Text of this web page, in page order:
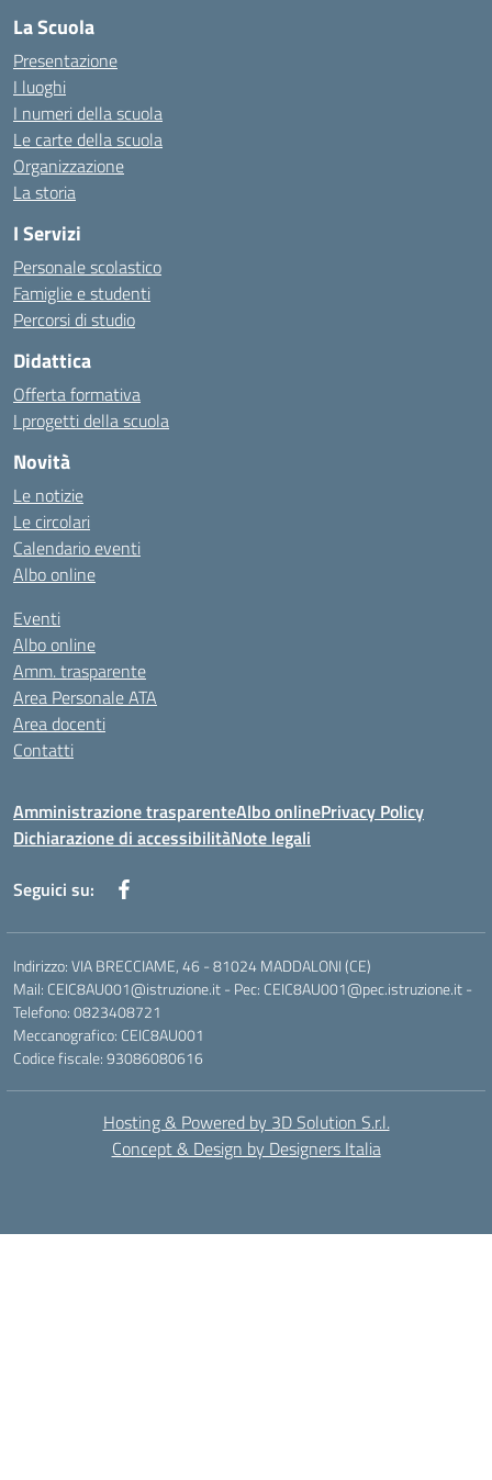
La Scuola
Presentazione
I luoghi
I numeri della scuola
Le carte della scuola
Organizzazione
La storia
I Servizi
Personale scolastico
Famiglie e studenti
Percorsi di studio
Didattica
Offerta formativa
I progetti della scuola
Novità
Le notizie
Le circolari
Calendario eventi
Albo online
Eventi
Albo online
Amm. trasparente
Area Personale ATA
Area docenti
Contatti
Amministrazione trasparenteAlbo onlinePrivacy Policy
Dichiarazione di accessibilitàNote legali
Seguici su:
Indirizzo: VIA BRECCIAME, 46 - 81024 MADDALONI (CE)
Mail: CEIC8AU001@istruzione.it - Pec: CEIC8AU001@pec.istruzione.it -
Telefono: 0823408721
Meccanografico: CEIC8AU001
Codice fiscale: 93086080616
Hosting & Powered by 3D Solution S.r.l.
Concept & Design by Designers Italia